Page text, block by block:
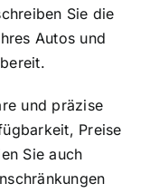
Sie die
Autos und
und präzise
Preise
Sie auch